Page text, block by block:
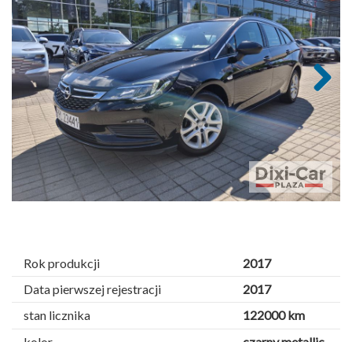
Next
Rok produkcji
2017
Data pierwszej rejestracji
2017
stan licznika
122000 km